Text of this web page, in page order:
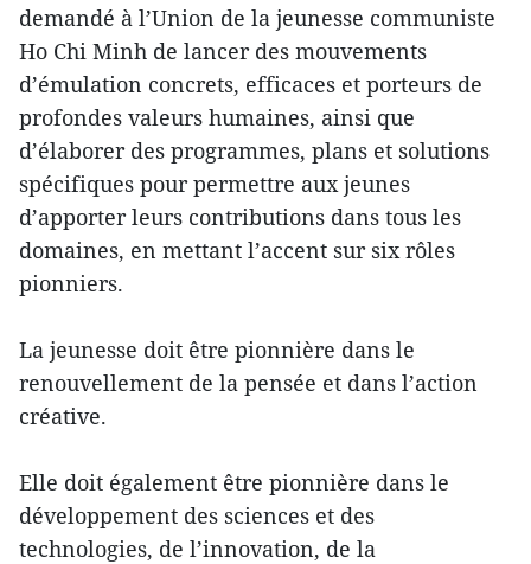
demandé à l’Union de la jeunesse communiste
Ho Chi Minh de lancer des mouvements
d’émulation concrets, efficaces et porteurs de
profondes valeurs humaines, ainsi que
d’élaborer des programmes, plans et solutions
spécifiques pour permettre aux jeunes
d’apporter leurs contributions dans tous les
domaines, en mettant l’accent sur six rôles
pionniers.
La jeunesse doit être pionnière dans le
renouvellement de la pensée et dans l’action
créative.
Elle doit également être pionnière dans le
développement des sciences et des
technologies, de l’innovation, de la